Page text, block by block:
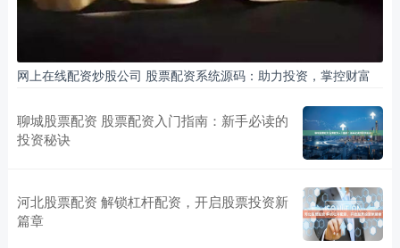
网上在线配资炒股公司 股票配资系统源码：助力投资，掌控财富
聊城股票配资 股票配资入门指南：新手必读的
投资秘诀
河北股票配资 解锁杠杆配资，开启股票投资新
篇章